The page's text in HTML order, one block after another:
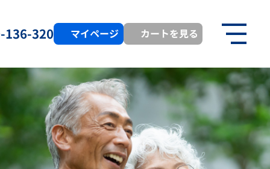
136-320 マイページ カートを見る